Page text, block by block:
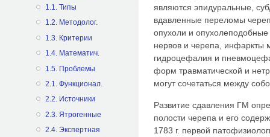
1.1. Типы
1.2. Методолог.
1.3. Критерии
1.4. Математич.
1.5. Проблемы
2.1. Функционал.
2.2. Источники
2.3. Ятрогенные
2.4. Экспертная
являются эпидуральные,
вдавленные переломы
опухоли и
нервов и черепа, инфаркты
гидроцефалия и
форм травматической и
могут сочетаться между
Развитие сдавления ГМ
полости черепа и его
1783 г. первой